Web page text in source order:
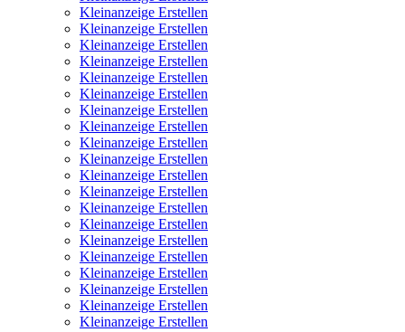
Kleinanzeige Erstellen
Kleinanzeige Erstellen
Kleinanzeige Erstellen
Kleinanzeige Erstellen
Kleinanzeige Erstellen
Kleinanzeige Erstellen
Kleinanzeige Erstellen
Kleinanzeige Erstellen
Kleinanzeige Erstellen
Kleinanzeige Erstellen
Kleinanzeige Erstellen
Kleinanzeige Erstellen
Kleinanzeige Erstellen
Kleinanzeige Erstellen
Kleinanzeige Erstellen
Kleinanzeige Erstellen
Kleinanzeige Erstellen
Kleinanzeige Erstellen
Kleinanzeige Erstellen
Kleinanzeige Erstellen